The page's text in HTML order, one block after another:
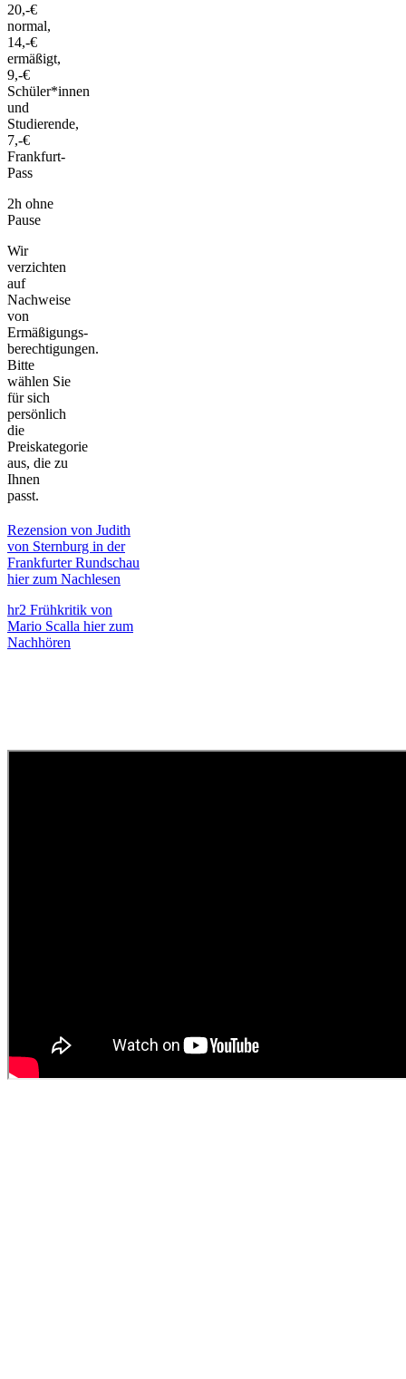
20,-€
normal,
14,-€
ermäßigt,
9,-€
Schüler*innen
und
Studierende,
7,-€
Frankfurt-
Pass
2h ohne
Pause
Wir
verzichten
auf
Nachweise
von
Ermäßigungs-
berechtigungen.
Bitte
wählen Sie
für sich
persönlich
die
Preiskategorie
aus, die zu
Ihnen
passt.
Rezension von Judith
von Sternburg in der
Frankfurter Rundschau
hier zum Nachlesen
hr2 Frühkritik von
Mario Scalla hier zum
Nachhören